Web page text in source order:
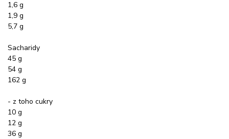
1,6 g
1,9 g
5,7 g
Sacharidy
45 g
54 g
162 g
- z toho cukry
10 g
12 g
36 g